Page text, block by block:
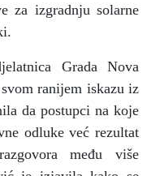
za izgradnju solarne
Grada Nova
ranijem iskazu iz
da postupci na koje
odluke već rezultat
među više